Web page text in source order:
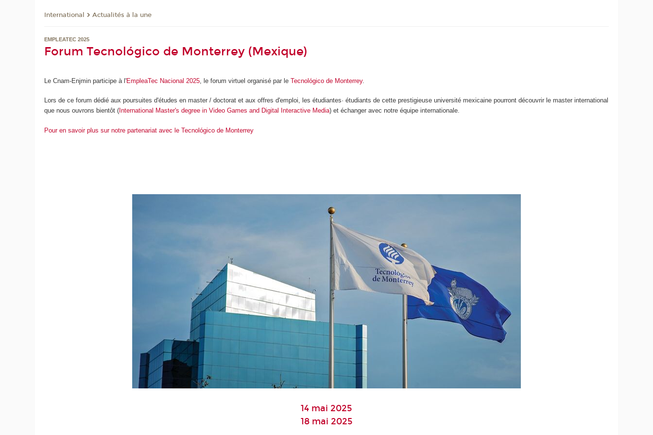
International Actualités à la une
EMPLEATEC 2025
Forum Tecnológico de Monterrey (Mexique)
Le Cnam-Enjmin participe à l'EmpleaTec Nacional 2025 , le forum virtuel organisé par leTecnológico de Monterrey.
Lors de ce forum dédié aux poursuites d'études en master / doctorat et aux offres d'emploi, les étudiantes· étudiants de cette prestigieuse université mexicaine pourront découvrir le master international
que nous ouvrons bientôt ( International Master's degree in Video Games and Digital Interactive Media) et échanger avec notre équipe internationale.
Pour en savoir plus sur notre partenariat avec le Tecnológico de Monterrey
14 mai 2025
18 mai 2025